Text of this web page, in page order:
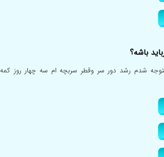
باشه؟
هفته ۲۲بارداری هستم از از هفته ۱۶ متوجه شدم رشد دور سر وقطر سربچه ام سه چهار روز کمه